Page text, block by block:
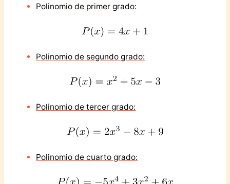
Polinomio de primer grado:
Polinomio de segundo grado:
Polinomio de tercer grado:
Polinomio de cuarto grado: